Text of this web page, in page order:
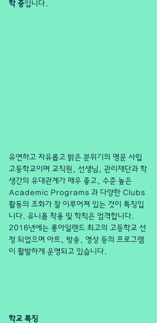
학 중입니다.
유연하고 자유롭고 밝은 분위기의 명문 사립
고등학교이며 교직원, 선생님, 관리재단과 학
생간의 유대관계가 매우 좋고, 수준 높은
Academic Programs 과 다양한 Clubs
활동의 조화가 잘 이루어져 있는 것이 특징입
니다. 유니폼 착용 및 학칙은 엄격합니다.
2016년에는 롱아일랜드 최고의 고등학교 선
정 되었으며 아트, 방송, 영상 등의 프로그램
이 활발하게 운영되고 있습니다.
학교 특징